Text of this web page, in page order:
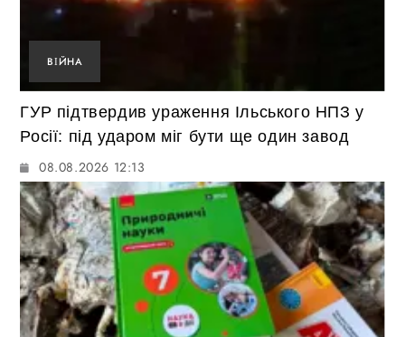
ВІЙНА
ГУР підтвердив ураження Ільського НПЗ у
Росії: під ударом міг бути ще один завод
08.08.2026 12:13